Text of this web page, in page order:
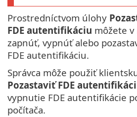
Prostredníctvom úlohy
FDE autentifikáciu môžete v
zapnúť, vypnúť alebo
FDE autentifikáciu.
Správca môže použiť
Pozastaviť FDE
vypnutie FDE autentifikácie
počítača.